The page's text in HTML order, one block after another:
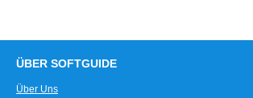
ÜBER SOFTGUIDE
Über Uns